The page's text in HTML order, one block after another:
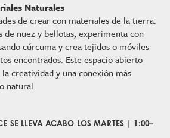
Naturales
de crear con materiales de la tierra.
de nuez y bellotas, experimenta con
cúrcuma y crea tejidos o móviles
encontrados. Este espacio abierto
creatividad y una conexión más
natural.
SE LLEVA ACABO LOS MARTES | 1:00–